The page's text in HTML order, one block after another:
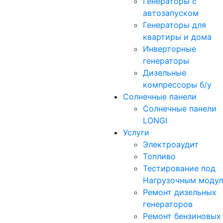
автозапуском
Генераторы для
квартиры и дома
Инверторные
генераторы
Дизельные
компрессоры б/у
Солнечные панели
Солнечные панели
LONGI
Услуги
Электроаудит
Топливо
Тестирование под
Нагрузочным
Ремонт дизельных
генераторов
Ремонт бензиновых